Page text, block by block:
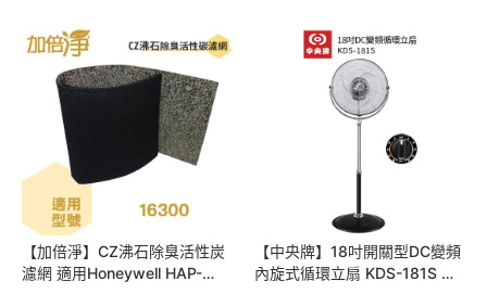
【加倍淨】CZ沸石除臭活性炭
濾網 適用Honeywell HAP-
【中央牌】18吋開關型DC變頻
內旋式循環立扇 KDS-181S 循